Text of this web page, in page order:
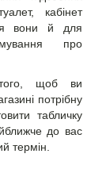
, кабінет
вони й для
про
щоб ви
потрібну
табличку
до вас
термін.